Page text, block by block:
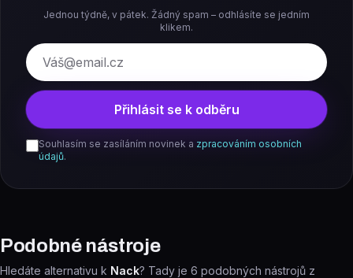
Jednou týdně, v pátek. Žádný spam – odhlásíte se jedním
klikem.
E-mail
Přihlásit se k odběru
Souhlasím se zasíláním novinek a zpracováním osobních
údajů.
Podobné nástroje
Hledáte alternativu k Nack? Tady je 6 podobných nástrojů z